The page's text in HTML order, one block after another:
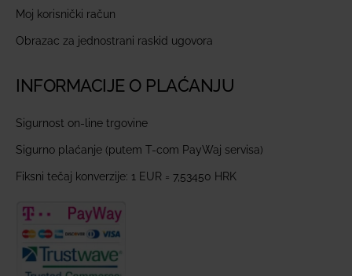
Moj korisnički račun
Obrazac za jednostrani raskid ugovora
INFORMACIJE O PLAĆANJU
Sigurnost on-line trgovine
Sigurno plaćanje (putem T-com PayWaj servisa)
Fiksni tečaj konverzije: 1 EUR = 7,53450 HRK